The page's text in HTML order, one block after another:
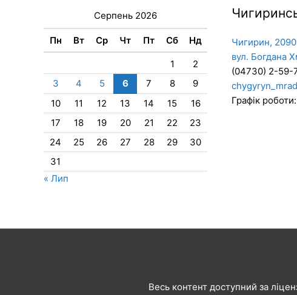
Серпень 2026
Пн Вт Ср Чт Пт Сб Нд
1
2
3
4 5 6 7 8
9
10
11 12 13 14 15
16
17
18 19 20 21 22
23
24
25 26 27 28 29
30
31
« Лип
Чигирин,
вул. Богдана
(04730) 2-59-
Графік
Весь контент доступний за